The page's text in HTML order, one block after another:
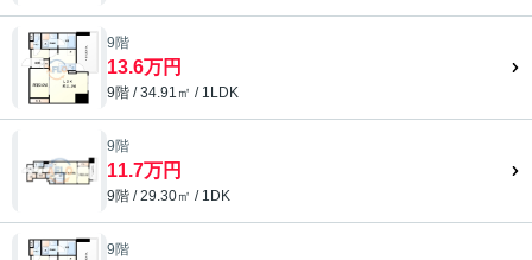
9階
13.6万円
9階 / 34.91㎡ / 1LDK
9階
11.7万円
9階 / 29.30㎡ / 1DK
9階